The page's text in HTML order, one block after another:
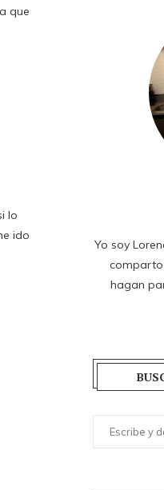
que
lo
ido
Yo soy
comparto
hagan